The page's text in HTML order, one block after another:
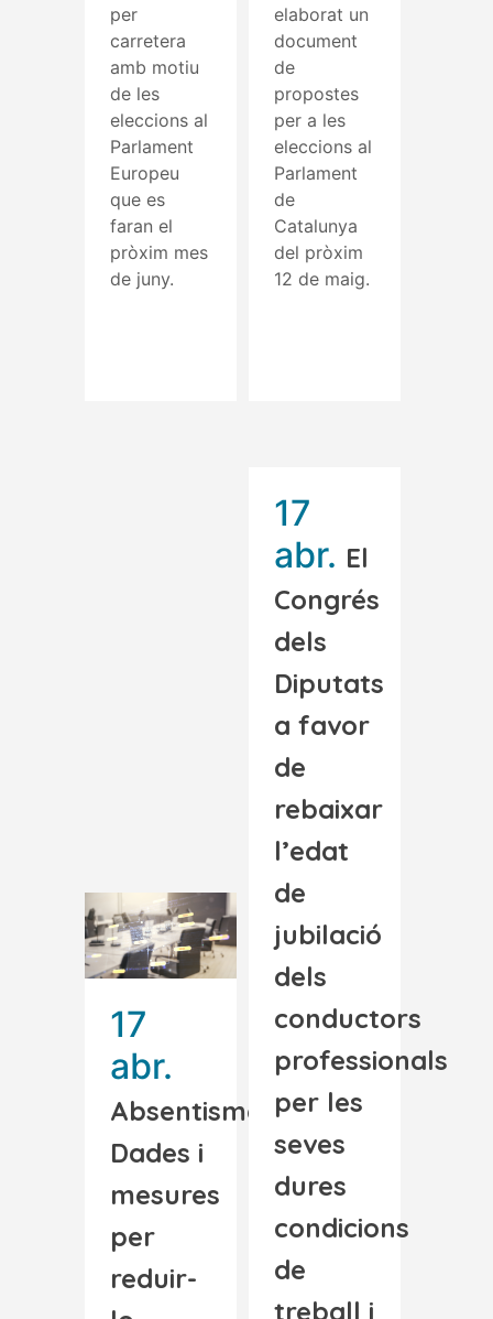
per
carretera
amb motiu
de les
eleccions al
Parlament
Europeu
que es
faran el
pròxim mes
de juny.
elaborat un
document
de
propostes
per a les
eleccions al
Parlament
de
Catalunya
del pròxim
12 de maig.
17
abr.
Absentisme|
Dades i
mesures
per
reduir-
17
abr. El
Congrés
dels
Diputats
a favor
de
rebaixar
l’edat
de
jubilació
dels
conductors
professionals
per les
seves
dures
condicions
de
treball i